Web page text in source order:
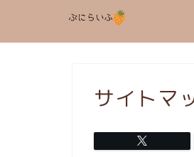
サイトマ